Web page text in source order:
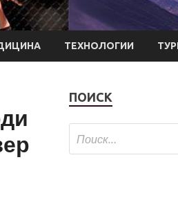
ТЕХНОЛОГИИ
ПОИСК